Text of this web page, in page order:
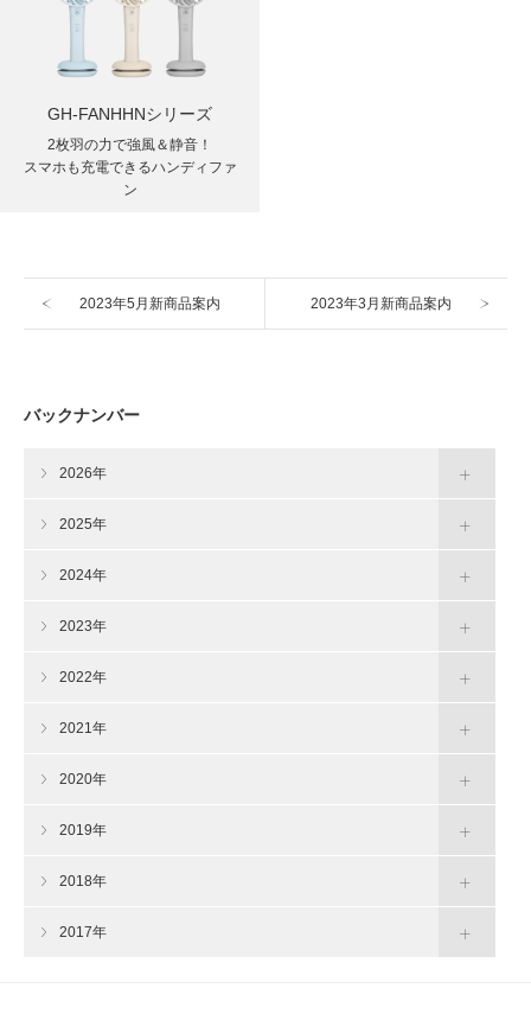
GH-FANHHNシリーズ
2枚羽の力で強風＆静音！
スマホも充電できるハンディファ
ン
2023年5月新商品案内 2023年3月新商品案内
バックナンバー
2026年
2025年
2024年
2023年
2022年
2021年
2020年
2019年
2018年
2017年